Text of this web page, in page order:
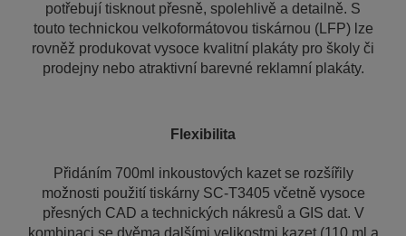
potřebují tisknout přesně, spolehlivě a detailně. S
touto technickou velkoformátovou tiskárnou (LFP) lze
rovněž produkovat vysoce kvalitní plakáty pro školy či
prodejny nebo atraktivní barevné reklamní plakáty.
Flexibilita
Přidáním 700ml inkoustových kazet se rozšířily
možnosti použití tiskárny SC-T3405 včetně vysoce
přesných CAD a technických nákresů a GIS dat. V
kombinaci se dvěma dalšími velikostmi kazet (110 ml a